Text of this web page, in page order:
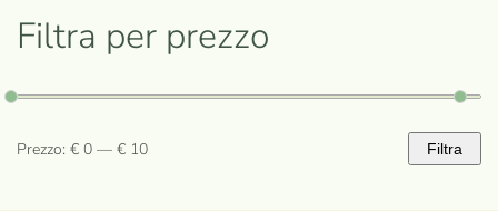
pagina
prodotto
Filtra per prezzo
Prezzo
Prezzo
Filtra
Prezzo: € 0 — € 10